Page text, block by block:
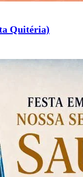
Quitéria)